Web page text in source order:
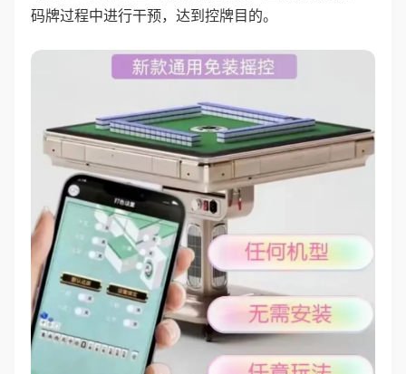
码牌过程中进行干预，达到控牌目的。